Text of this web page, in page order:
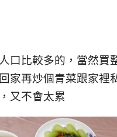
口比較多的，當然買
家再炒個青菜跟家裡
又不會太累